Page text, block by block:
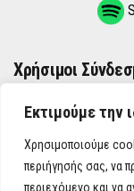
Εκτιμούμε την
Χρησιμοποιούμε
περιήγησής σας, να
περιεχόμενο και να
Χρήσιμοι
ΌΡΟΙ ΧΡΉΣΗΣ
ΠΟΛΙΤΙΚΉ